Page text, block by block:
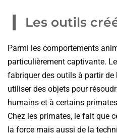
Les outils
Parmi les comportements
particulièrement captivante.
fabriquer des outils à partir de
utiliser des objets pour
humains et à certains
Chez les primates, le fait que
la force mais aussi de la